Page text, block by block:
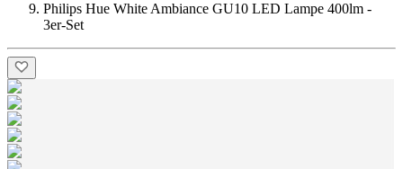
Philips Hue White Ambiance GU10 LED Lampe 400lm -
3er-Set